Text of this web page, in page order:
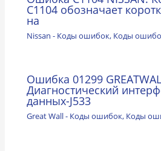
С1104 обозначает
на
Nissan - Коды ошибок, Коды
Ошибка 01299
Диагностический
данных-J533
Great Wall - Коды ошибок, Коды